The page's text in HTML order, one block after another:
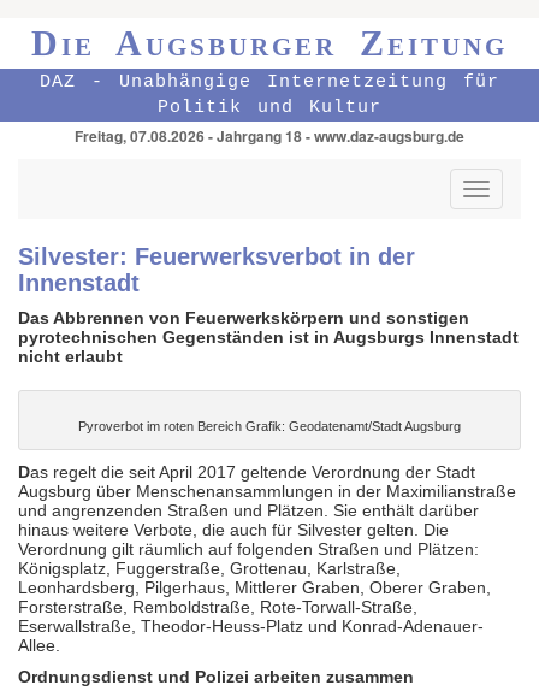
Die Augsburger Zeitung
DAZ - Unabhängige Internetzeitung für
Politik und Kultur
Freitag, 07.08.2026 - Jahrgang 18 - www.daz-augsburg.de
Toggle
Silvester: Feuerwerksverbot in der
Innenstadt
Das Abbrennen von Feuerwerkskörpern und sonstigen
pyrotechnischen Gegenständen ist in Augsburgs Innenstadt
nicht erlaubt
Pyroverbot im roten Bereich Grafik: Geodatenamt/Stadt Augsburg
Das regelt die seit April 2017 geltende Verordnung der Stadt
Augsburg über Menschenansammlungen in der Maximilianstraße
und angrenzenden Straßen und Plätzen. Sie enthält darüber
hinaus weitere Verbote, die auch für Silvester gelten. Die
Verordnung gilt räumlich auf folgenden Straßen und Plätzen:
Königsplatz, Fuggerstraße, Grottenau, Karlstraße,
Leonhardsberg, Pilgerhaus, Mittlerer Graben, Oberer Graben,
Forsterstraße, Remboldstraße, Rote-Torwall-Straße,
Eserwallstraße, Theodor-Heuss-Platz und Konrad-Adenauer-
Allee.
Ordnungsdienst und Polizei arbeiten zusammen